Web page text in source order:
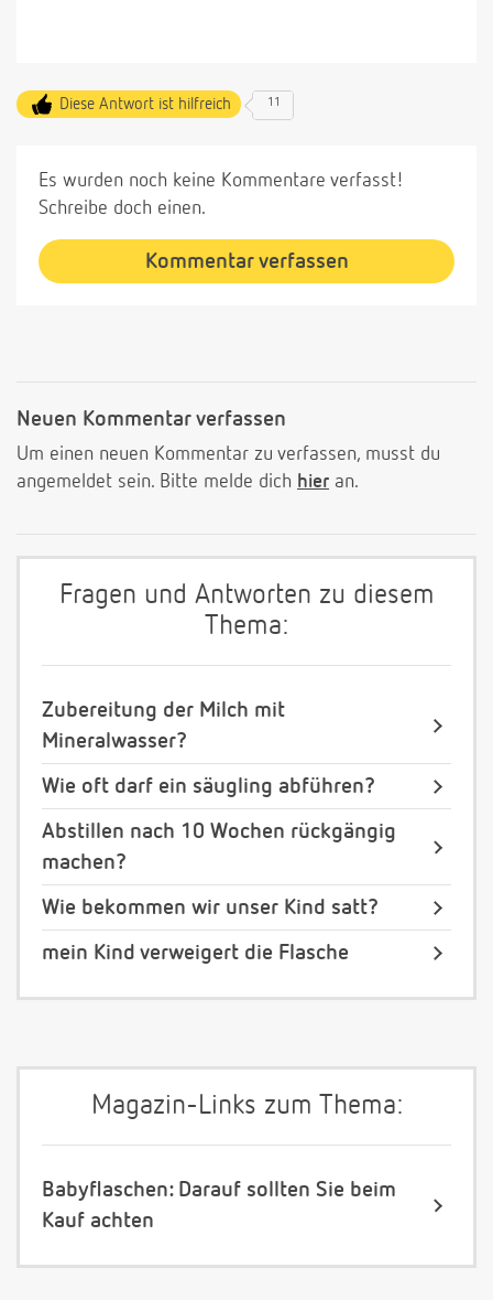
Diese Antwort ist hilfreich 11
Es wurden noch keine Kommentare verfasst!
Schreibe doch einen.
Kommentar verfassen
Neuen Kommentar verfassen
Um einen neuen Kommentar zu verfassen, musst du
angemeldet sein. Bitte melde dich hier an.
Fragen und Antworten zu diesem
Thema:
Zubereitung der Milch mit
Mineralwasser?
Wie oft darf ein säugling abführen?
Abstillen nach 10 Wochen rückgängig
machen?
Wie bekommen wir unser Kind satt?
mein Kind verweigert die Flasche
Magazin-Links zum Thema:
Babyflaschen: Darauf sollten Sie beim
Kauf achten